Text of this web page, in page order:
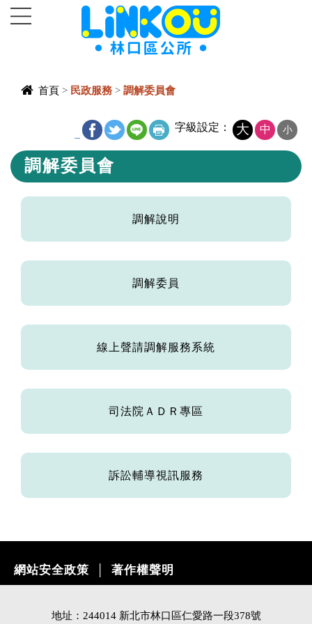
進入內容區塊
首頁 > 民政服務 > 調解委員會
字級設定： 大 中 小
調解委員會
調解說明
調解委員
線上聲請調解服務系統
司法院ＡＤＲ專區
訴訟輔導視訊服務
網站安全政策 著作權聲明
地址：244014 新北市林口區仁愛路一段378號